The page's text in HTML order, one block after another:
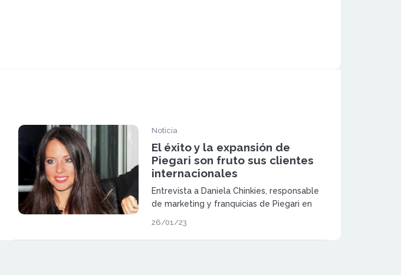
Noticia
El éxito y la expansión de
Piegari son fruto sus clientes
internacionales
Entrevista a Daniela Chinkies, responsable
de marketing y franquicias de Piegari en
26/01/23